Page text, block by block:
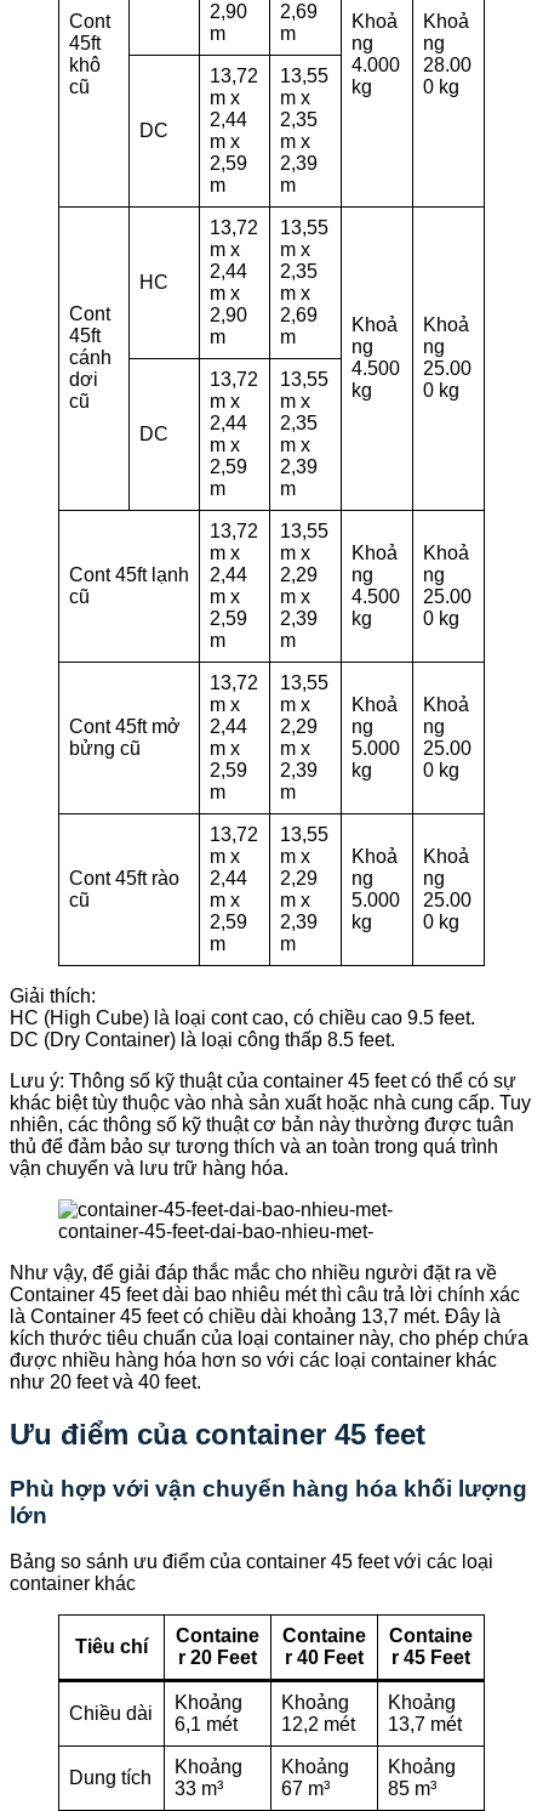
Cont
45ft
khô
cũ
2,90
m
2,69
m
Khoả
ng
4.000
kg
Khoả
ng
28.00
0 kg
DC
13,72
m x
2,44
m x
2,59
m
13,55
m x
2,35
m x
2,39
m
Cont
45ft
cánh
dơi
cũ
HC
13,72
m x
2,44
m x
2,90
m
13,55
m x
2,35
m x
2,69
m
Khoả
ng
4.500
kg
Khoả
ng
25.00
0 kg
DC
13,72
m x
2,44
m x
2,59
m
13,55
m x
2,35
m x
2,39
m
Cont 45ft lạnh
cũ
13,72
m x
2,44
m x
2,59
m
13,55
m x
2,29
m x
2,39
m
Khoả
ng
4.500
kg
Khoả
ng
25.00
0 kg
Cont 45ft mở
bửng cũ
13,72
m x
2,44
m x
2,59
m
13,55
m x
2,29
m x
2,39
m
Khoả
ng
5.000
kg
Khoả
ng
25.00
0 kg
Cont 45ft rào
cũ
13,72
m x
2,44
m x
2,59
m
13,55
m x
2,29
m x
2,39
m
Khoả
ng
5.000
kg
Khoả
ng
25.00
0 kg
Giải thích:
HC (High Cube) là loại cont cao, có chiều cao 9.5 feet.
DC (Dry Container) là loại công thấp 8.5 feet.
Lưu ý: Thông số kỹ thuật của container 45 feet có thể có sự
khác biệt tùy thuộc vào nhà sản xuất hoặc nhà cung cấp. Tuy
nhiên, các thông số kỹ thuật cơ bản này thường được tuân
thủ để đảm bảo sự tương thích và an toàn trong quá trình
vận chuyển và lưu trữ hàng hóa.
container-45-feet-dai-bao-nhieu-met-
Như vậy, để giải đáp thắc mắc cho nhiều người đặt ra về
Container 45 feet dài bao nhiêu mét thì câu trả lời chính xác
là Container 45 feet có chiều dài khoảng 13,7 mét. Đây là
kích thước tiêu chuẩn của loại container này, cho phép chứa
được nhiều hàng hóa hơn so với các loại container khác
như 20 feet và 40 feet.
Ưu điểm của container 45 feet
Phù hợp với vận chuyển hàng hóa khối lượng
lớn
Bảng so sánh ưu điểm của container 45 feet với các loại
container khác
Tiêu chí
Containe
r 20 Feet
Containe
r 40 Feet
Containe
r 45 Feet
Chiều dài
Khoảng
6,1 mét
Khoảng
12,2 mét
Khoảng
13,7 mét
Dung tích
Khoảng
33 m³
Khoảng
67 m³
Khoảng
85 m³